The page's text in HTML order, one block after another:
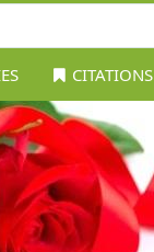
CITATIONS